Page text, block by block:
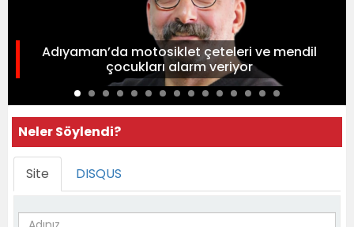
Adıyaman’da motosiklet çeteleri ve mendil
çocukları alarm veriyor
Neler Söylendi?
Site DISQUS